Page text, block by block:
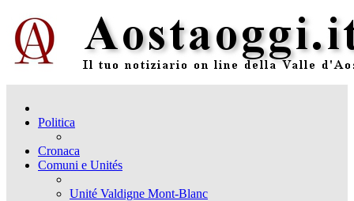
Politica
Cronaca
Comuni e Unités
Unité Valdigne Mont-Blanc